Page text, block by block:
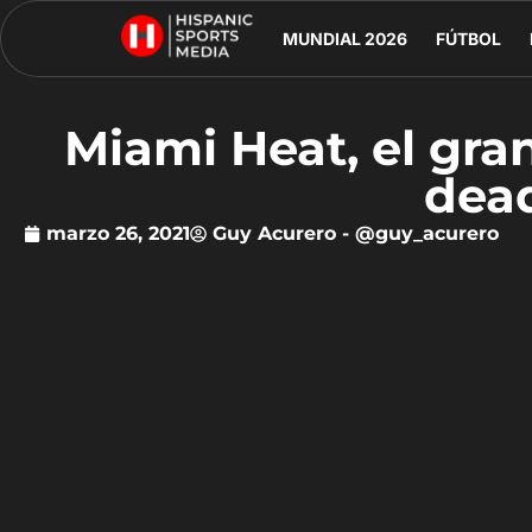
MUNDIAL 2026 FÚTBOL
Miami Heat, el
marzo 26, 2021 Guy Acurero - @guy_acurero